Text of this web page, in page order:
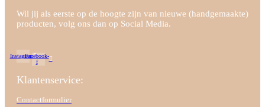
Wil jij als eerste op de hoogte zijn van nieuwe (handgemaakte)
producten, volg ons dan op Social Media.
InstagramFacebook-
f
Klantenservice:
Contactformulier